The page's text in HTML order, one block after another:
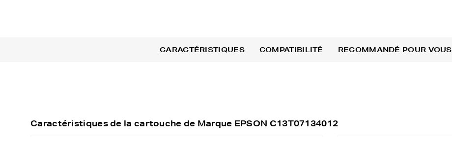
CARACTÉRISTIQUES COMPATIBILITÉ RECOMMANDÉ POUR VOUS
Caractéristiques de la cartouche de Marque EPSON C13T07134012